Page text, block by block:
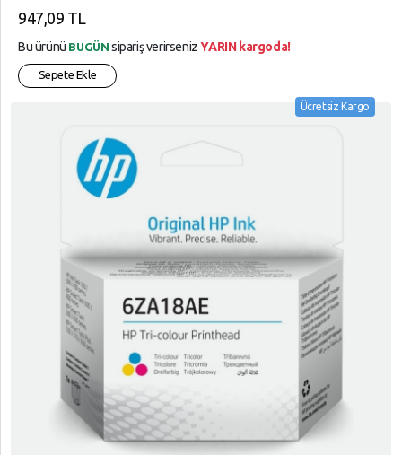
947,09 TL
Bu ürünü BUGÜN sipariş verirsenizYARIN kargoda!
Sepete Ekle
Ücretsiz Kargo